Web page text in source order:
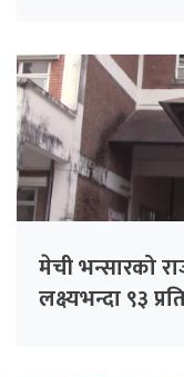
मेची भन्सारको
लक्ष्यभन्दा ९३